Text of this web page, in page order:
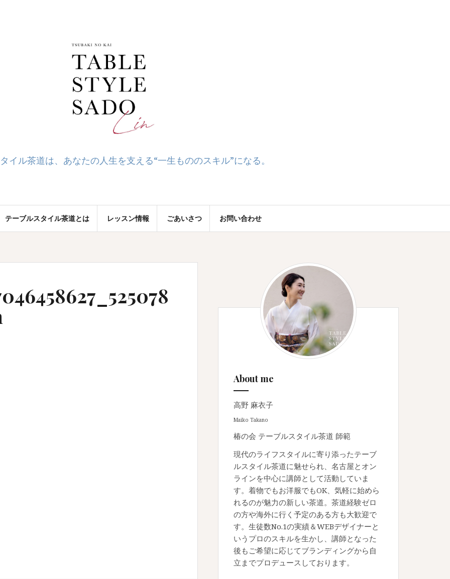
イル茶道は、あなたの人生を支える“一生もののスキル”になる。
テーブルスタイル茶道とは レッスン情報 ごあいさつ お問い合わせ
About me
高野 麻衣子
Maiko Takano
椿の会 テーブルスタイル茶道 師範
現代のライフスタイルに寄り添ったテーブ
ルスタイル茶道に魅せられ、名古屋とオン
ラインを中心に講師として活動していま
す。着物でもお洋服でもOK、気軽に始めら
れるのが魅力の新しい茶道。茶道経験ゼロ
の方や海外に行く予定のある方も大歓迎で
す。生徒数No.1の実績＆WEBデザイナーと
いうプロのスキルを生かし、講師となった
後もご希望に応じてブランディングから自
立までプロデュースしております。